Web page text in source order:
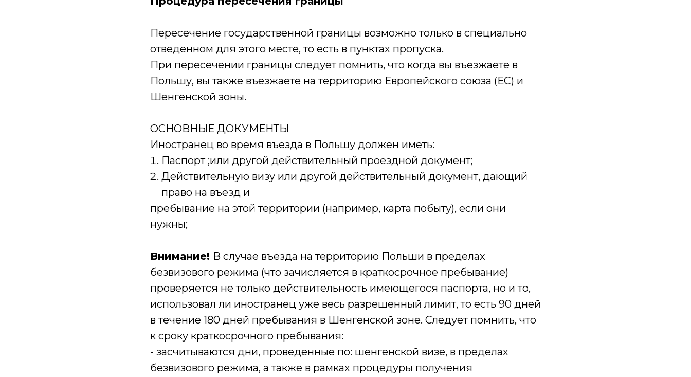
Пересечение государственной границы возможно только в специально
отведенном для этого месте, то есть в пунктах пропуска.
При пересечении границы следует помнить, что когда вы въезжаете в
Польшу, вы также въезжаете на территорию Европейского союза (ЕС) и
Шенгенской зоны.
ОСНОВНЫЕ ДОКУМЕНТЫ
Иностранец во время въезда в Польшу должен иметь:
Паспорт ;или другой действительный проездной документ;
Действительную визу или другой действительный документ, дающий
право на въезд и
пребывание на этой территории (например, карта побыту), если они
нужны;
Внимание! В случае въезда на территорию Польши в пределах
безвизового режима (что зачисляется в краткосрочное пребывание)
проверяется не только действительность имеющегося паспорта, но и то,
использовал ли иностранец уже весь разрешенный лимит, то есть 90 дней
в течение 180 дней пребывания в Шенгенской зоне. Следует помнить, что
к сроку краткосрочного пребывания:
- засчитываются дни, проведенные по: шенгенской визе, в пределах
безвизового режима, а также в рамках процедуры получения